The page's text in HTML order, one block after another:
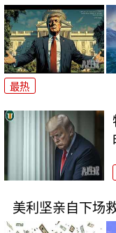
最热
美利坚亲自下场